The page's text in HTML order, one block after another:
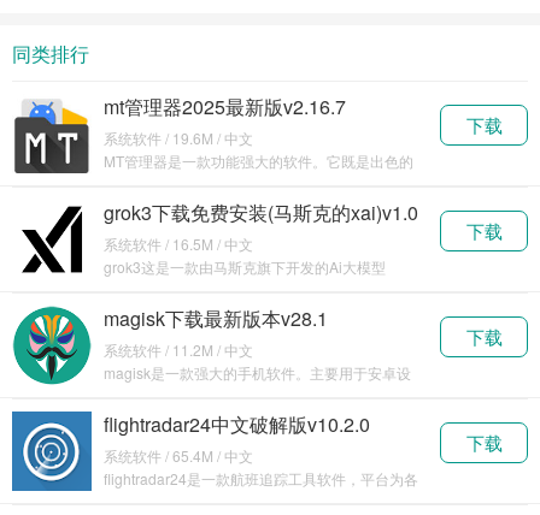
载
同类排行
mt管理器2025最新版v2.16.7
系统软件 / 19.6M / 中文
MT管理器是一款功能强大的软件。它既是出色的
理，支持
下载
grok3下载免费安装(马斯克的xai)v1.0
系统软件 / 16.5M / 中文
grok3这是一款由马斯克旗下开发的Ai大模型
下载
magisk下载最新版本v28.1
系统软件 / 11.2M / 中文
magisk是一款强大的手机软件。主要用于安卓设
的深
下载
flightradar24中文破解版v10.2.0
系统软件 / 65.4M / 中文
flightradar24是一款航班追踪工具软件，平台为各
下载